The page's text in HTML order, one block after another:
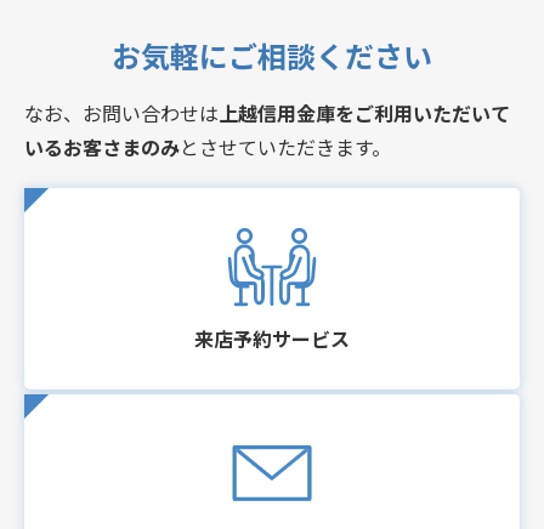
お気軽にご相談ください
なお、お問い合わせは上越信用金庫をご利用いただいて
いるお客さまのみとさせていただきます。
来店予約サービス